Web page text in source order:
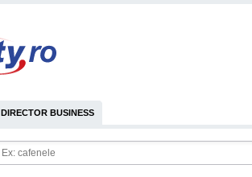
DIRECTOR BUSINESS